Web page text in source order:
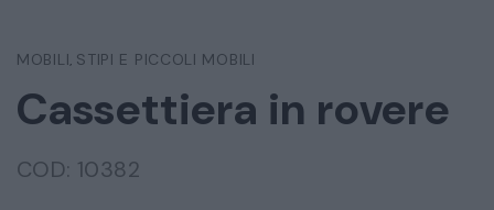
MOBILI, STIPI E PICCOLI MOBILI
Cassettiera in rovere
COD: 10382